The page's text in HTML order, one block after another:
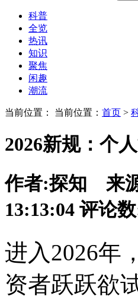
科普
全览
热讯
知识
聚焦
闲趣
潮流
当前位置： 当前位置： 首页 >
2026新规：个
作者:探知 来
13:13:04 评论
进入2026年
资者跃跃欲